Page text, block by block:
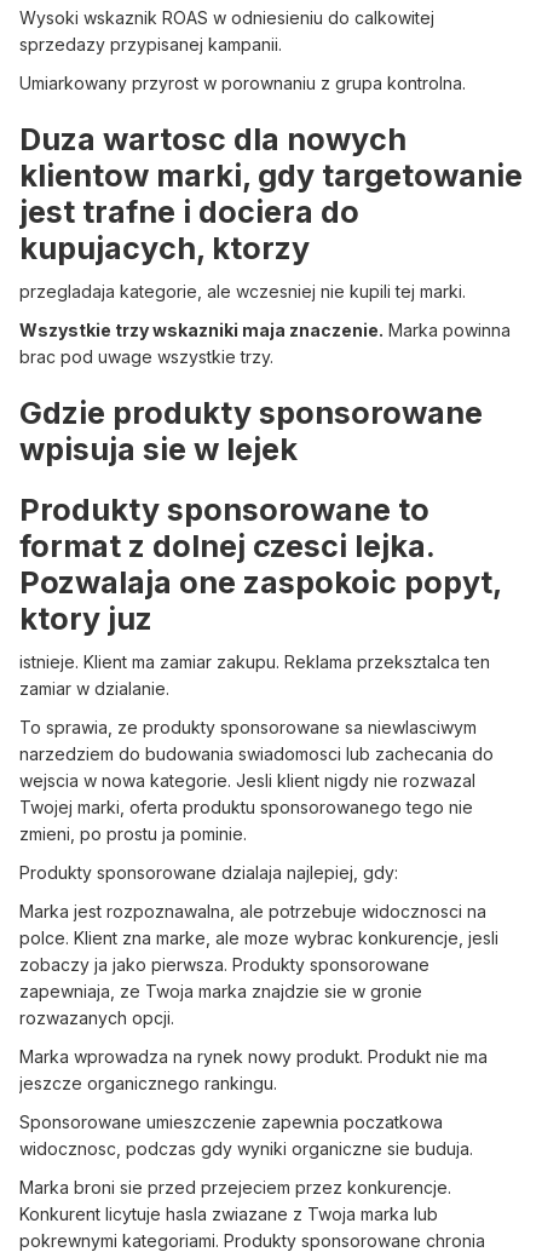
Wysoki wskaznik ROAS w odniesieniu do calkowitej
sprzedazy przypisanej kampanii.
Umiarkowany przyrost w porownaniu z grupa kontrolna.
Duza wartosc dla nowych
klientow marki, gdy targetowanie
jest trafne i dociera do
kupujacych, ktorzy
przegladaja kategorie, ale wczesniej nie kupili tej marki.
Wszystkie trzy wskazniki maja znaczenie. Marka powinna
brac pod uwage wszystkie trzy.
Gdzie produkty sponsorowane
wpisuja sie w lejek
Produkty sponsorowane to
format z dolnej czesci lejka.
Pozwalaja one zaspokoic popyt,
ktory juz
istnieje. Klient ma zamiar zakupu. Reklama przeksztalca ten
zamiar w dzialanie.
To sprawia, ze produkty sponsorowane sa niewlasciwym
narzedziem do budowania swiadomosci lub zachecania do
wejscia w nowa kategorie. Jesli klient nigdy nie rozwazal
Twojej marki, oferta produktu sponsorowanego tego nie
zmieni, po prostu ja pominie.
Produkty sponsorowane dzialaja najlepiej, gdy:
Marka jest rozpoznawalna, ale potrzebuje widocznosci na
polce. Klient zna marke, ale moze wybrac konkurencje, jesli
zobaczy ja jako pierwsza. Produkty sponsorowane
zapewniaja, ze Twoja marka znajdzie sie w gronie
rozwazanych opcji.
Marka wprowadza na rynek nowy produkt. Produkt nie ma
jeszcze organicznego rankingu.
Sponsorowane umieszczenie zapewnia poczatkowa
widocznosc, podczas gdy wyniki organiczne sie buduja.
Marka broni sie przed przejeciem przez konkurencje.
Konkurent licytuje hasla zwiazane z Twoja marka lub
pokrewnymi kategoriami. Produkty sponsorowane chronia